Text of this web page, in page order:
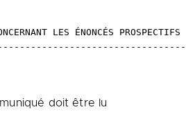
LES ÉNONCÉS PROSPECTIFS
doit être lu